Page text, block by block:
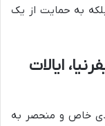
به حمایت از یک
ایالات
خاص و منحصر به